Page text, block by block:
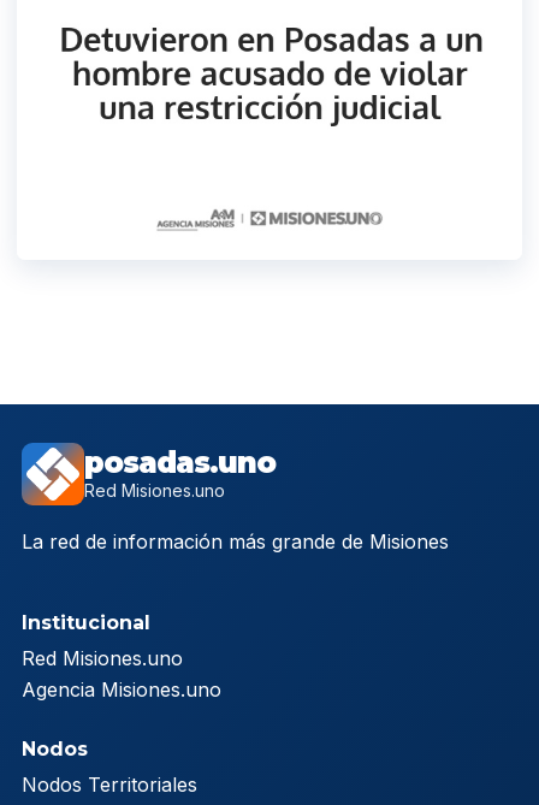
posadas.uno
Red Misiones.uno
La red de información más grande de Misiones
Institucional
Red Misiones.uno
Agencia Misiones.uno
Nodos
Nodos Territoriales